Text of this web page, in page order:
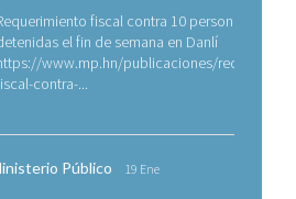
fiscal contra 10 personas
el fin de semana en Danlí
www.mp.hn/publicaciones/
contra-...
Público 19 Ene